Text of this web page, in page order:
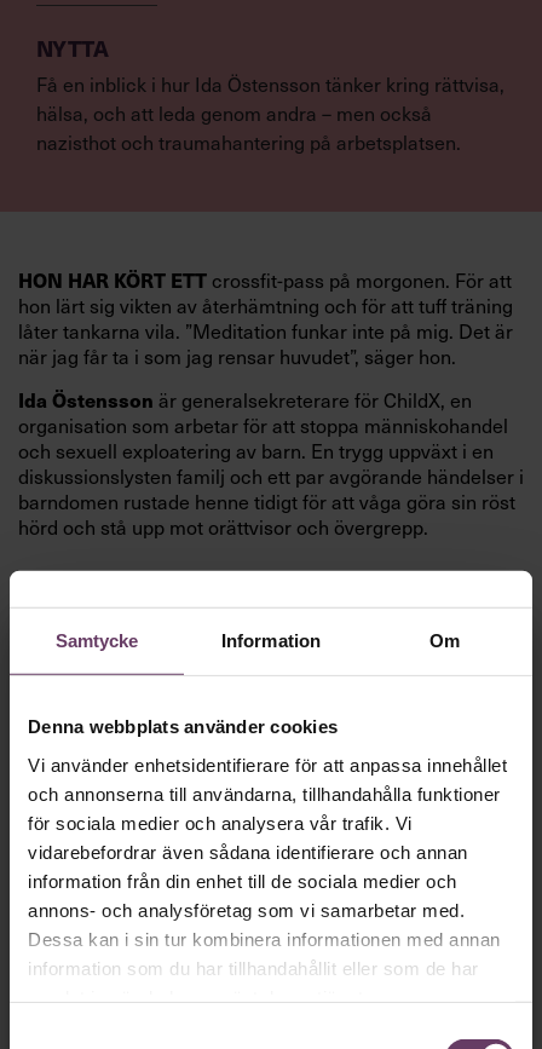
Samtycke Information Om
Denna webbplats använder cookies
Vi använder enhetsidentifierare för att anpassa innehållet
och annonserna till användarna, tillhandahålla funktioner
för sociala medier och analysera vår trafik. Vi
vidarebefordrar även sådana identifierare och annan
information från din enhet till de sociala medier och
annons- och analysföretag som vi samarbetar med.
Dessa kan i sin tur kombinera informationen med annan
information som du har tillhandahållit eller som de har
NYTTA
Få en inblick i hur Ida Östensson tänker kring rättvisa,
hälsa, och att leda genom andra – men också
nazisthot och traumahantering på arbetsplatsen.
HON HAR KÖRT ETT crossfit-pass på morgonen. För att
hon lärt sig vikten av återhämtning och för att tuff träning
låter tankarna vila. ”Meditation funkar inte på mig. Det är
när jag får ta i som jag rensar huvudet”, säger hon.
Ida Östensson är generalsekreterare för ChildX, en
organisation som arbetar för att stoppa människohandel
och sexuell exploatering av barn. En trygg uppväxt i en
diskussionslysten familj och ett par avgörande händelser i
barndomen rustade henne tidigt för att våga göra sin röst
hörd och stå upp mot orättvisor och övergrepp.
Fokuset på lösningar och målinriktade kampanjer har
”Jag ältar inte problem, jag löser dem”, säger hon.
Fortsätt läsa kostnadsfritt!
Vi behöver baraen
minut…
Så roligt att du vill fortsätta läsa våra artiklar!
Det får du strax göra,utan att betala något